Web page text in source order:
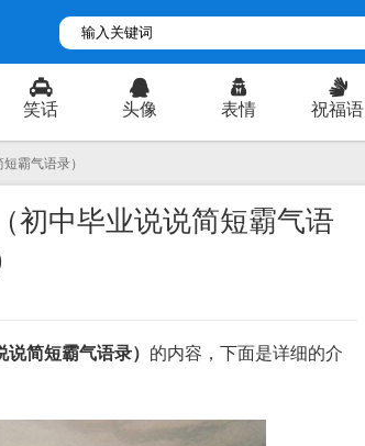
笑话 头像 表情 祝福语
霸气语录）
初中毕业说说简短霸气语
简短霸气语录） 的内容，下面是详细的介